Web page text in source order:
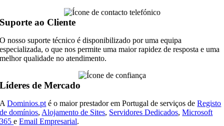
Suporte ao Cliente
O nosso suporte técnico é disponibilizado por uma equipa
especializada, o que nos permite uma maior rapidez de resposta e uma
melhor qualidade no atendimento.
Líderes de Mercado
ADominios.pt é o maior prestador em Portugal de serviços deRegisto
de domínios, Alojamento de Sites, Servidores Dedicados,Microsoft
365eEmail Empresarial.